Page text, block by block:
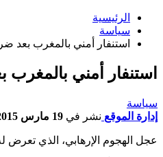
الرئيسية
سياسة
استنفار أمني بالمغرب بعد
استنفار أمني
سياسة
إدارة الموقع نشر في 19 مارس 2015 الساعة 22 و 14 دقيقة
عجل الهجوم الإرهابي، الذي تعرض